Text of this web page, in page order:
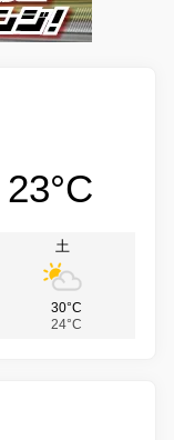
23°C
土
30°C
24°C